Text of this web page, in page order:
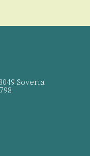
Soveria